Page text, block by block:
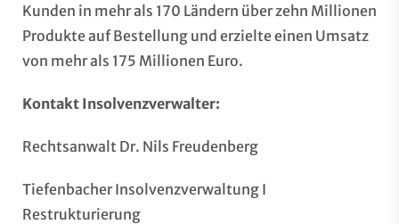
Kunden in mehr als 170 Ländern über zehn Millionen
Produkte auf Bestellung und erzielte einen Umsatz
von mehr als 175 Millionen Euro.
Kontakt Insolvenzverwalter:
Rechtsanwalt Dr. Nils Freudenberg
Tiefenbacher Insolvenzverwaltung I
Restrukturierung